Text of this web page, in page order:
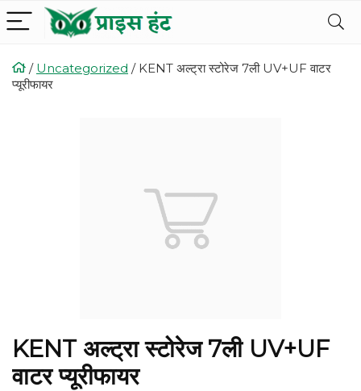
/ Uncategorized / KENT अल्ट्रा स्टोरेज 7ली UV+UF वाटर
प्यूरीफायर
KENT अल्ट्रा स्टोरेज 7ली UV+UF
वाटर प्यूरीफायर